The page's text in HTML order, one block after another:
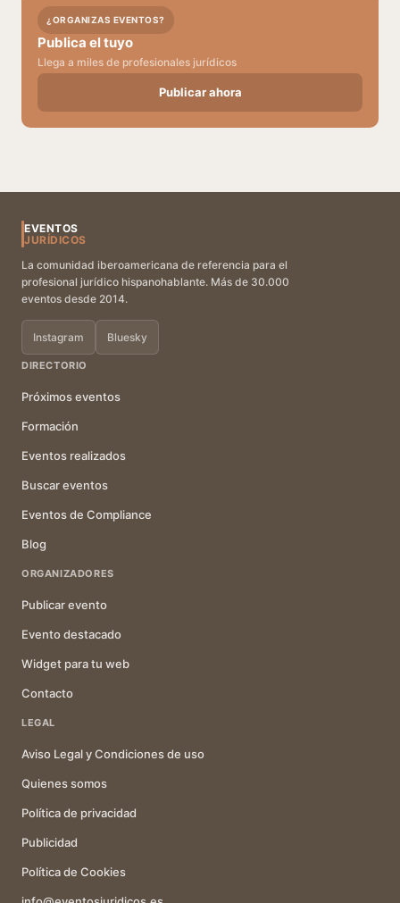
¿ORGANIZAS EVENTOS?
Publica el tuyo
Llega a miles de profesionales jurídicos
Publicar ahora
EVENTOS
JURÍDICOS
La comunidad iberoamericana de referencia para el
profesional jurídico hispanohablante. Más de 30.000
eventos desde 2014.
Instagram Bluesky
DIRECTORIO
Próximos eventos
Formación
Eventos realizados
Buscar eventos
Eventos de Compliance
Blog
ORGANIZADORES
Publicar evento
Evento destacado
Widget para tu web
Contacto
LEGAL
Aviso Legal y Condiciones de uso
Quienes somos
Política de privacidad
Publicidad
Política de Cookies